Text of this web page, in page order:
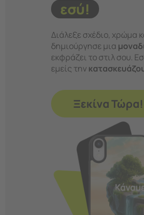
εσύ!
Διάλεξε σχέδιο, χρώμα
δημιούργησε μια
εκφράζει το στιλ σου.
εμείς την
Ξεκίνα Τώρα!